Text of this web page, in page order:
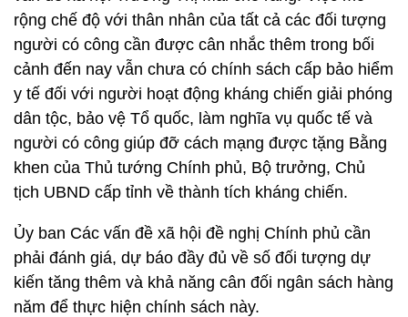
rộng chế độ với thân nhân của tất cả các đối tượng
người có công cần được cân nhắc thêm trong bối
cảnh đến nay vẫn chưa có chính sách cấp bảo hiểm
y tế đối với người hoạt động kháng chiến giải phóng
dân tộc, bảo vệ Tổ quốc, làm nghĩa vụ quốc tế và
người có công giúp đỡ cách mạng được tặng Bằng
khen của Thủ tướng Chính phủ, Bộ trưởng, Chủ
tịch UBND cấp tỉnh về thành tích kháng chiến.
Ủy ban Các vấn đề xã hội đề nghị Chính phủ cần
phải đánh giá, dự báo đầy đủ về số đối tượng dự
kiến tăng thêm và khả năng cân đối ngân sách hàng
năm để thực hiện chính sách này.